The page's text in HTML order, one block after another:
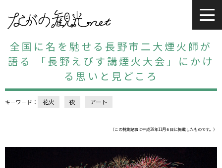
全国に名を馳せる長野市二大煙火師が
語る 「長野えびす講煙火大会」にかけ
る思いと見どころ
キーワード： 花火 夜 アート
（この特集記事は平成29年11月６日に掲載したものです。）